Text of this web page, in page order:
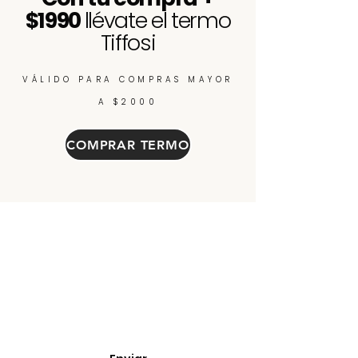
$1990llévate el termo
Tiffosi
VÁLIDO PARA COMPRAS MAYOR
A $2000
COMPRAR TERMO